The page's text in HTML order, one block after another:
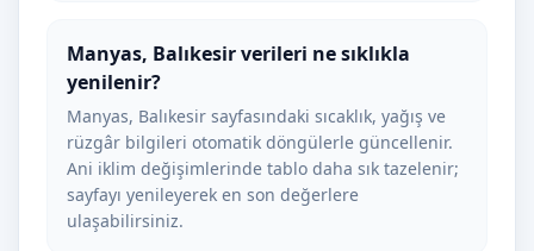
Manyas, Balıkesir verileri ne sıklıkla
yenilenir?
Manyas, Balıkesir sayfasındaki sıcaklık, yağış ve
rüzgâr bilgileri otomatik döngülerle güncellenir.
Ani iklim değişimlerinde tablo daha sık tazelenir;
sayfayı yenileyerek en son değerlere
ulaşabilirsiniz.